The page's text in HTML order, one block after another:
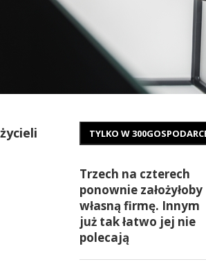
TYLKO W
Trzech na czterech
ponownie założyłoby
własną firmę. Innym
już tak łatwo jej nie
polecają